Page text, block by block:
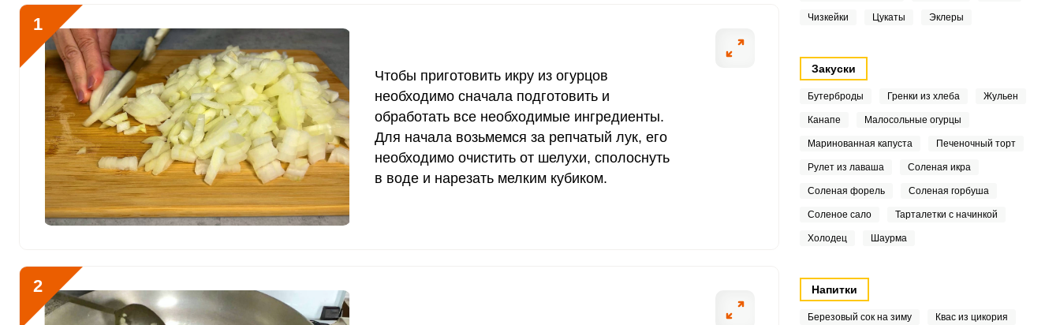
Витамин В12 0
Витамин С 3211.5 мкг
Витамин D 0 10 мкг 0
Витамин E 63.8 мг
Биотин 45.6 мг 50 мг 1.3
Витамин К 717.4 мкг
Калий
Кальций
1
Чтобы приготовить икру из огурцов
необходимо сначала подготовить и
обработать все необходимые ингредиенты.
Для начала возьмемся за репчатый лук, его
необходимо очистить от шелухи, сполоснуть
в воде и нарезать мелким кубиком.
2
Чизкейки Цукаты Эклеры
Закуски
Бутерброды Гренки из хлеба Жульен
Канапе Малосольные огурцы
Маринованная капуста Печеночный торт
Рулет из лаваша Соленая икра
Соленая форель Соленая горбуша
Соленое сало Тарталетки с начинкой
Холодец Шаурма
Напитки
Березовый сок на зиму Квас из цикория
Запомнить меня
ВХОД
ЕЩЕ НЕ ЗАРЕГИСТРИРОВАННЫ?
Чтобы приготовить икру из огурцов необходимо сначала подготовить и обработать все необходимые
сполоснуть в воде и нарезать мелким кубиком.
Отправляя эту форму, вы соглашаетесь с Правилами сайта
Политикой конфиденциальности,Политикой обработки
персональных данныхиПользовательским соглашением